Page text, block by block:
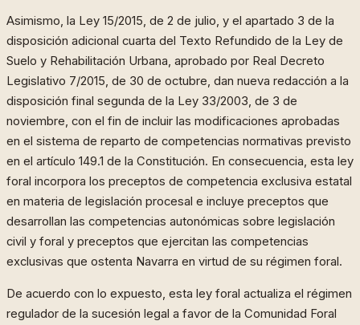
Asimismo, la Ley 15/2015, de 2 de julio, y el apartado 3 de la
disposición adicional cuarta del Texto Refundido de la Ley de
Suelo y Rehabilitación Urbana, aprobado por Real Decreto
Legislativo 7/2015, de 30 de octubre, dan nueva redacción a la
disposición final segunda de la Ley 33/2003, de 3 de
noviembre, con el fin de incluir las modificaciones aprobadas
en el sistema de reparto de competencias normativas previsto
en el artículo 149.1 de la Constitución. En consecuencia, esta ley
foral incorpora los preceptos de competencia exclusiva estatal
en materia de legislación procesal e incluye preceptos que
desarrollan las competencias autonómicas sobre legislación
civil y foral y preceptos que ejercitan las competencias
exclusivas que ostenta Navarra en virtud de su régimen foral.
De acuerdo con lo expuesto, esta ley foral actualiza el régimen
regulador de la sucesión legal a favor de la Comunidad Foral